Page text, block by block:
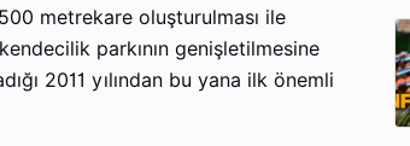
metrekare oluşturulması ile
parkının genişletilmesine
2011 yılından bu yana ilk önemli